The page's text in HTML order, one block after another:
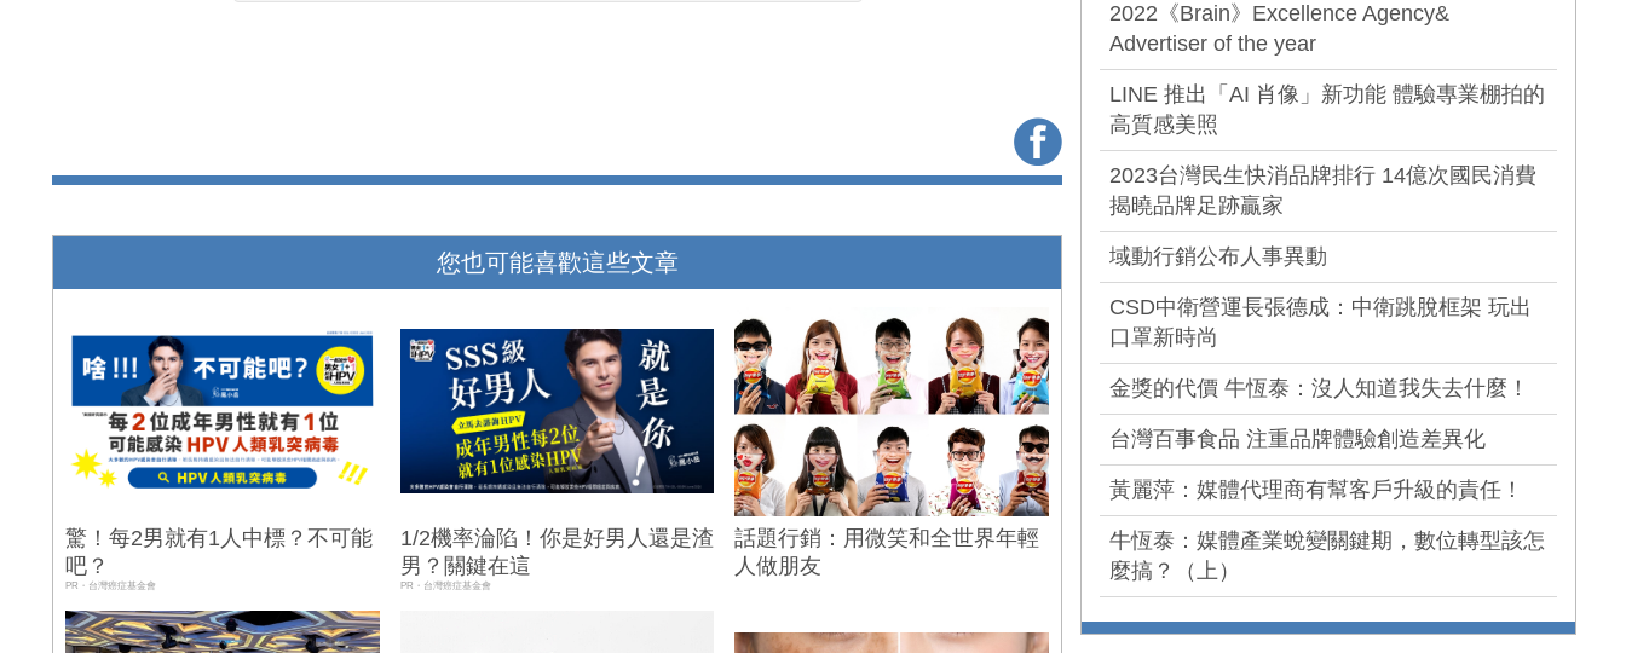
您也可能喜歡這些文章
驚！每2男就有1人中標？不可能
吧？
PR・台灣癌症基金會
1/2機率淪陷！你是好男人還是渣
男？關鍵在這
PR・台灣癌症基金會
話題行銷：用微笑和全世界年輕
人做朋友
2022《Brain》Excellence Agency&
Advertiser of the year
LINE 推出「AI 肖像」新功能 體驗專業棚拍的
高質感美照
2023台灣民生快消品牌排行 14億次國民消費
揭曉品牌足跡贏家
域動行銷公布人事異動
CSD中衛營運長張德成：中衛跳脫框架 玩出
口罩新時尚
金獎的代價 牛恆泰：沒人知道我失去什麼！
台灣百事食品 注重品牌體驗創造差異化
黃麗萍：媒體代理商有幫客戶升級的責任！
牛恆泰：媒體產業蛻變關鍵期，數位轉型該怎
麼搞？（上）